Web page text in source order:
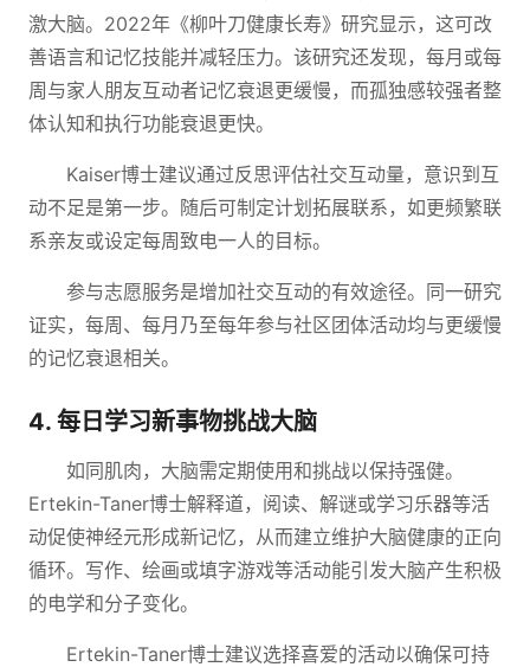
激大脑。2022年《柳叶刀健康长寿》研究显示，这可改
善语言和记忆技能并减轻压力。该研究还发现，每月或每
周与家人朋友互动者记忆衰退更缓慢，而孤独感较强者整
体认知和执行功能衰退更快。
Kaiser博士建议通过反思评估社交互动量，意识到互
动不足是第一步。随后可制定计划拓展联系，如更频繁联
系亲友或设定每周致电一人的目标。
参与志愿服务是增加社交互动的有效途径。同一研究
证实，每周、每月乃至每年参与社区团体活动均与更缓慢
的记忆衰退相关。
4. 每日学习新事物挑战大脑
如同肌肉，大脑需定期使用和挑战以保持强健。
Ertekin-Taner博士解释道，阅读、解谜或学习乐器等活
动促使神经元形成新记忆，从而建立维护大脑健康的正向
循环。写作、绘画或填字游戏等活动能引发大脑产生积极
的电学和分子变化。
Ertekin-Taner博士建议选择喜爱的活动以确保可持